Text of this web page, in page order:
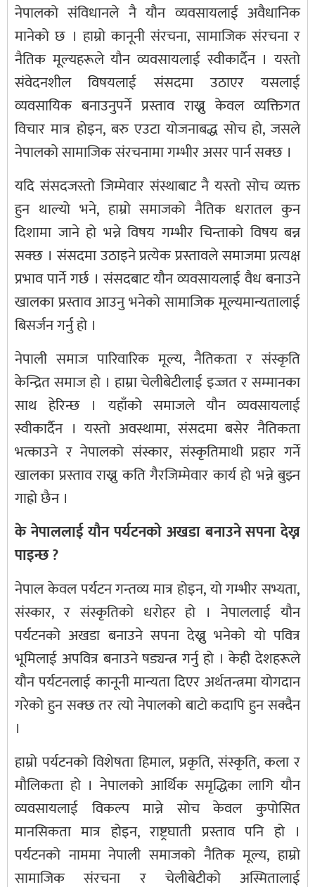
नेपालको संविधानले नै यौन व्यवसायलाई अवैधानिक
मानेको छ । हाम्रो कानूनी संरचना, सामाजिक संरचना र
नैतिक मूल्यहरूले यौन व्यवसायलाई स्वीकार्दैन । यस्तो
संवेदनशील विषयलाई संसदमा उठाएर यसलाई
व्यवसायिक बनाउनुपर्ने प्रस्ताव राख्नु केवल व्यक्तिगत
विचार मात्र होइन, बरु एउटा योजनाबद्ध सोच हो, जसले
नेपालको सामाजिक संरचनामा गम्भीर असर पार्न सक्छ ।
यदि संसदजस्तो जिम्मेवार संस्थाबाट नै यस्तो सोच व्यक्त
हुन थाल्यो भने, हाम्रो समाजको नैतिक धरातल कुन
दिशामा जाने हो भन्ने विषय गम्भीर चिन्ताको विषय बन्न
सक्छ । संसदमा उठाइने प्रत्येक प्रस्तावले समाजमा प्रत्यक्ष
प्रभाव पार्ने गर्छ । संसदबाट यौन व्यवसायलाई वैध बनाउने
खालका प्रस्ताव आउनु भनेको सामाजिक मूल्यमान्यतालाई
बिसर्जन गर्नु हो ।
नेपाली समाज पारिवारिक मूल्य, नैतिकता र संस्कृति
केन्द्रित समाज हो । हाम्रा चेलीबेटीलाई इज्जत र सम्मानका
साथ हेरिन्छ । यहाँको समाजले यौन व्यवसायलाई
स्वीकार्दैन । यस्तो अवस्थामा, संसदमा बसेर नैतिकता
भत्काउने र नेपालको संस्कार, संस्कृतिमाथी प्रहार गर्ने
खालका प्रस्ताव राख्नु कति गैरजिम्मेवार कार्य हो भन्ने बुझ्न
गाह्रो छैन ।
के नेपाललाई यौन पर्यटनको अखडा बनाउने सपना देख्न
पाइन्छ ?
नेपाल केवल पर्यटन गन्तव्य मात्र होइन, यो गम्भीर सभ्यता,
संस्कार, र संस्कृतिको धरोहर हो । नेपाललाई यौन
पर्यटनको अखडा बनाउने सपना देख्नु भनेको यो पवित्र
भूमिलाई अपवित्र बनाउने षड्यन्त्र गर्नु हो । केही देशहरूले
यौन पर्यटनलाई कानूनी मान्यता दिएर अर्थतन्त्रमा योगदान
गरेको हुन सक्छ तर त्यो नेपालको बाटो कदापि हुन सक्दैन
।
हाम्रो पर्यटनको विशेषता हिमाल, प्रकृति, संस्कृति, कला र
मौलिकता हो । नेपालको आर्थिक समृद्धिका लागि यौन
व्यवसायलाई विकल्प मान्ने सोच केवल कुपोसित
मानसिकता मात्र होइन, राष्ट्रघाती प्रस्ताव पनि हो ।
पर्यटनको नाममा नेपाली समाजको नैतिक मूल्य, हाम्रो
सामाजिक संरचना र चेलीबेटीको अस्मितालाई